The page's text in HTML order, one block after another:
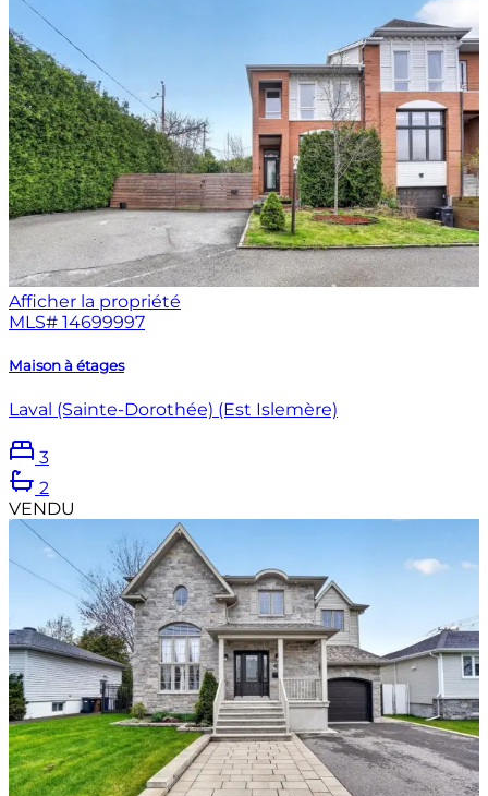
Afficher la propriété
MLS# 14699997
Maison à étages
Laval (Sainte-Dorothée) (Est Islemère)
3
2
VENDU